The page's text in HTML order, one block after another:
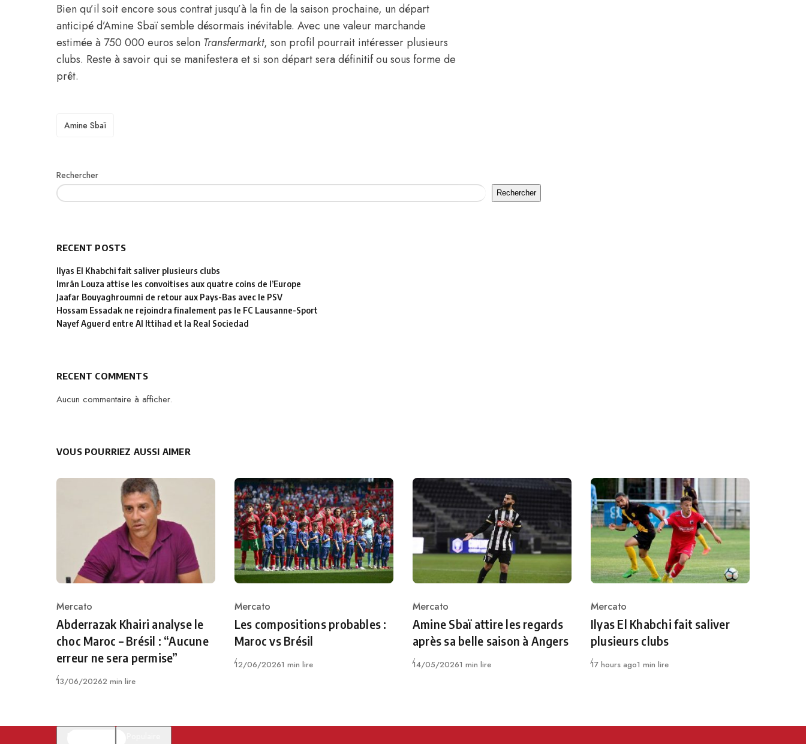
Bien qu’il soit encore sous contrat jusqu’à la fin de la saison prochaine, un départ
anticipé d’Amine Sbaï semble désormais inévitable. Avec une valeur marchande
estimée à 750 000 euros selon Transfermarkt, son profil pourrait intéresser plusieurs
clubs. Reste à savoir qui se manifestera et si son départ sera définitif ou sous forme de
prêt.
TAGS
Amine Sbaï
Rechercher
Rechercher
RECENT POSTS
Ilyas El Khabchi fait saliver plusieurs clubs
Imrân Louza attise les convoitises aux quatre coins de l’Europe
Jaafar Bouyaghroumni de retour aux Pays-Bas avec le PSV
Hossam Essadak ne rejoindra finalement pas le FC Lausanne-Sport
Nayef Aguerd entre Al Ittihad et la Real Sociedad
RECENT COMMENTS
Aucun commentaire à afficher.
VOUS POURRIEZ AUSSI AIMER
Category
Mercato
Abderrazak Khairi analyse le
choc Maroc – Brésil : “Aucune
erreur ne sera permise”
Publié
13/06/20262 min lire
Category
Mercato
Les compositions probables :
Maroc vs Brésil
Publié
12/06/20261 min lire
Category
Mercato
Amine Sbaï attire les regards
après sa belle saison à Angers
Publié
14/05/20261 min lire
Category
Mercato
Ilyas El Khabchi fait saliver
plusieurs clubs
Publié
17 hours ago1 min lire